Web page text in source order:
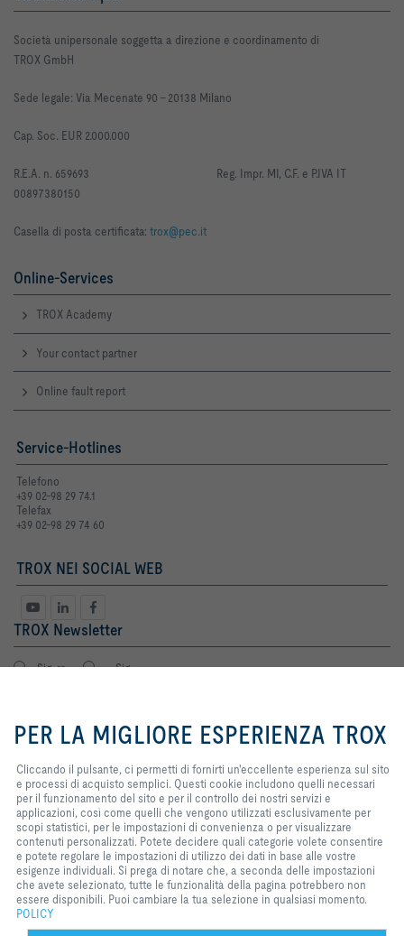
Società unipersonale soggetta a direzione e coordinamento di
TROX GmbH
Sede legale: Via Mecenate 90 -20138 Milano
Cap. Soc. EUR 2.000.000
R.E.A. n. 659693 Reg. Impr. MI, C.F. e P.IVA IT
00897380150
Casella di posta certificata: trox@pec.it
Online-Services
TROX Academy
Your contact partner
Online fault report
Service-Hotlines
Telefono
+39 02-98 29 74.1
Telefax
+39 02-98 29 74 60
TROX NEI SOCIAL WEB
TROX Newsletter
Sig. ra Sig.
Termini Legali registro
Home Contatto Stampa
Condizioni generali di vendita e consegna
Privacy
Disclaimer 2026 © TROX Italia S.p.A.
to provide you with an excellent
website experience and easy
cookies include ones that are
necessary for the operation of the
site and for the control of our
services and applications, as well
as ones that are used solely for
statistical purposes, for
convenience settings or to display
personalized content. You can
decide which categories you want
to allow and you can adjust the
your individual requirements.
PER LA MIGLIORE ESPERIENZA TROX
Cliccando il pulsante, ci permetti di fornirti un'eccellente esperienza sul sito
e processi di acquisto semplici. Questi cookie includono quelli necessari
per il funzionamento del sito e per il controllo dei nostri servizi e
applicazioni, così come quelli che vengono utilizzati esclusivamente per
scopi statistici, per le impostazioni di convenienza o per visualizzare
contenuti personalizzati. Potete decidere quali categorie volete consentire
e potete regolare le impostazioni di utilizzo dei dati in base alle vostre
esigenze individuali. Si prega di notare che, a seconda delle impostazioni
che avete selezionato, tutte le funzionalità della pagina potrebbero non
essere disponibili. Puoi cambiare la tua selezione in qualsiasi momento.
POLICY